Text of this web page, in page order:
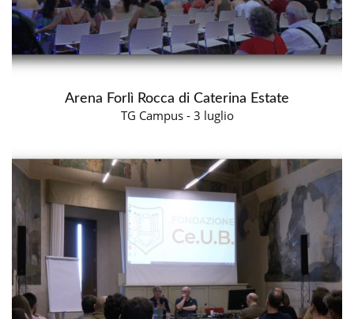
Arena Forlì Rocca di Caterina Estate
TG Campus - 3 luglio